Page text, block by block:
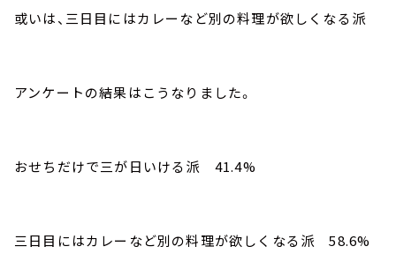
或いは、三日目にはカレーなど別の料理が欲しくなる派
アンケートの結果はこうなりました。
おせちだけで三が日いける派 41.4%
三日目にはカレーなど別の料理が欲しくなる派 58.6%